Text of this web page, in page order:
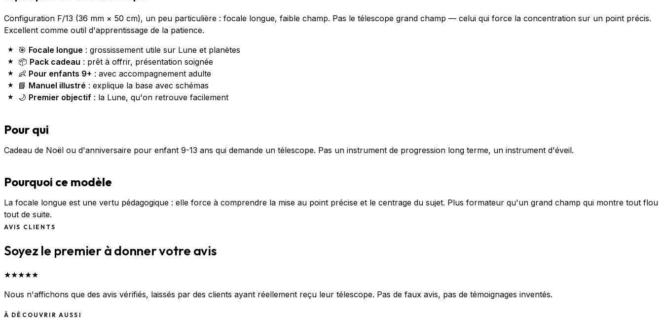
Configuration F/13 (36 mm × 50 cm), un peu particulière : focale longue, faible champ. Pas le télescope grand champ — celui qui force la concentration sur un point précis.
Excellent comme outil d'apprentissage de la patience.
🎯 Focale longue : grossissement utile sur Lune et planètes
📦 Pack cadeau : prêt à offrir, présentation soignée
👶 Pour enfants 9+ : avec accompagnement adulte
📘 Manuel illustré : explique la base avec schémas
🌙 Premier objectif: la Lune, qu'on retrouve facilement
Pour qui
Cadeau de Noël ou d'anniversaire pour enfant 9-13 ans qui demande un télescope. Pas un instrument de progression long terme, un instrument d'éveil.
Pourquoi ce modèle
La focale longue est une vertu pédagogique : elle force à comprendre la mise au point précise et le centrage du sujet. Plus formateur qu'un grand champ qui montre tout flou
tout de suite.
AVIS CLIENTS
Soyez le premier à donner votre avis
★★★★★
Nous n'affichons que des avis vérifiés, laissés par des clients ayant réellement reçu leur télescope. Pas de faux avis, pas de témoignages inventés.
À DÉCOUVRIR AUSSI